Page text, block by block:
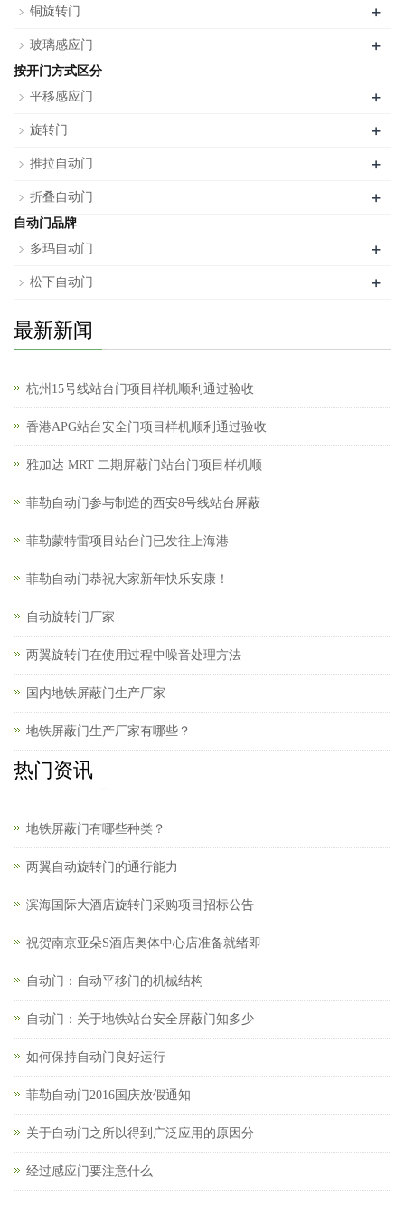
铜旋转门 +
玻璃感应门 +
按开门方式区分
平移感应门
+
旋转门 +
推拉自动门 +
折叠自动门 +
自动门品牌
多玛自动门
+
松下自动门 +
最新新闻
杭州15号线站台门项目样机顺利通过验收
香港APG站台安全门项目样机顺利通过验收
雅加达 MRT 二期屏蔽门站台门项目样机顺
菲勒自动门参与制造的西安8号线站台屏蔽
菲勒蒙特雷项目站台门已发往上海港
菲勒自动门恭祝大家新年快乐安康！
自动旋转门厂家
两翼旋转门在使用过程中噪音处理方法
国内地铁屏蔽门生产厂家
地铁屏蔽门生产厂家有哪些？
热门资讯
地铁屏蔽门有哪些种类？
两翼自动旋转门的通行能力
滨海国际大酒店旋转门采购项目招标公告
祝贺南京亚朵S酒店奥体中心店准备就绪即
自动门：自动平移门的机械结构
自动门：关于地铁站台安全屏蔽门知多少
如何保持自动门良好运行
菲勒自动门2016国庆放假通知
关于自动门之所以得到广泛应用的原因分
经过感应门要注意什么